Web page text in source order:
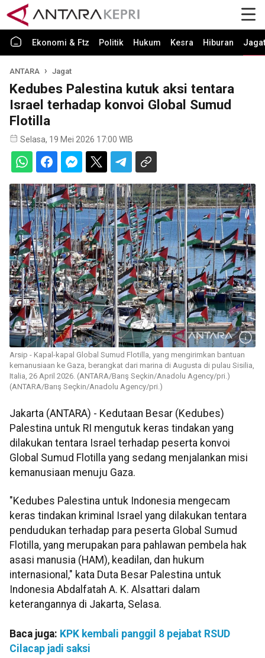
Ekonomi & Ftz Politik Hukum Kesra Hiburan Jagat
ANTARA Jagat
Kedubes Palestina kutuk aksi tentara
Israel terhadap konvoi Global Sumud
Flotilla
Selasa, 19 Mei 2026 17:00 WIB
Arsip - Kapal-kapal Global Sumud Flotilla, yang mengirimkan bantuan
kemanusiaan ke Gaza, berangkat dari marina di Augusta di pulau Sisilia,
Italia, 26 April 2026. (ANTARA/Barış Seçkin/Anadolu Agency/pri.)
(ANTARA/Barış Seçkin/Anadolu Agency/pri.)
Jakarta (ANTARA) - Kedutaan Besar (Kedubes)
Palestina untuk RI mengutuk keras tindakan yang
dilakukan tentara Israel terhadap peserta konvoi
Global Sumud Flotilla yang sedang menjalankan misi
kemanusiaan menuju Gaza.
"Kedubes Palestina untuk Indonesia mengecam
keras tindakan kriminal Israel yang dilakukan tentara
pendudukan terhadap para peserta Global Sumud
Flotilla, yang merupakan para pahlawan pembela hak
asasi manusia (HAM), keadilan, dan hukum
internasional," kata Duta Besar Palestina untuk
Indonesia Abdalfatah A. K. Alsattari dalam
keterangannya di Jakarta, Selasa.
Baca juga: KPK kembali panggil 8 pejabat RSUD
Cilacap jadi saksi